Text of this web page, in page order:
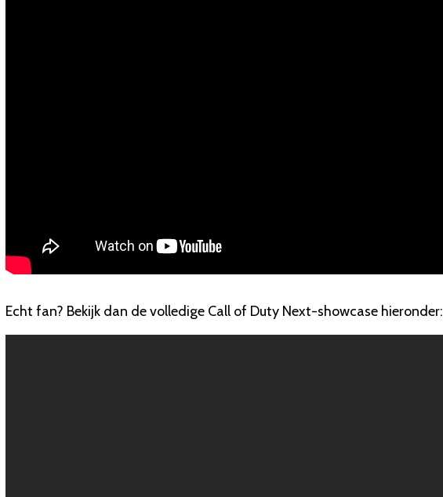
Echt fan? Bekijk dan de volledige Call of Duty Next-showcase hieronder: